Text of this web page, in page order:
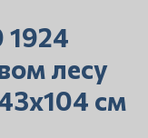
лесу
см